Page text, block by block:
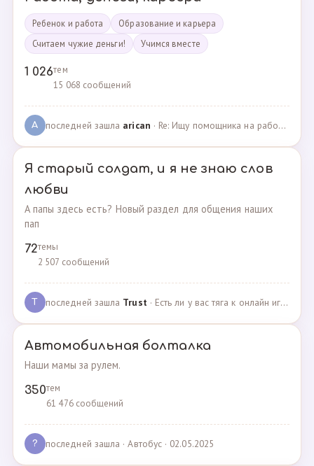
Ребенок и работа
Образование и карьера
Считаем чужие деньги!
Учимся вместе
1 026тем
15 068 сообщений
A последней зашла arican · Re: Ищу помощника на работе · 14.01.2025
Я старый солдат, и я не знаю слов
любви
А папы здесь есть? Новый раздел для общения наших
пап
72темы
2 507 сообщений
T последней зашла Trust · Есть ли у вас тяга к онлайн играм? · 02.05.2025
Автомобильная болталка
Наши мамы за рулем.
350тем
61 476 сообщений
? последней зашла · Автобус · 02.05.2025